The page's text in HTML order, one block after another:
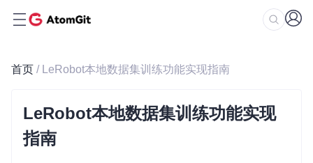
首页 / LeRobot本地数据集训练功能实现指南
LeRobot本地数据集训练功能实现
指南